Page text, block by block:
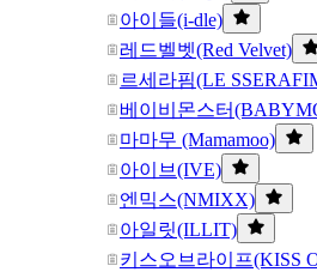
아이들(i-dle)
레드벨벳(Red Velvet)
르세라핌(LE
베이비몬스터
마마무 (Mamamoo)
아이브(IVE)
엔믹스(NMIXX)
아일릿(ILLIT)
키스오브라이프(KISS